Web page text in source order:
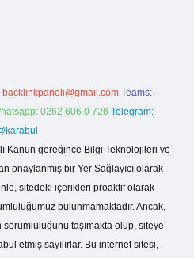
backlinkpaneli@gmail.com Teams:
0262 606 0 726 Telegram:
Kanun gereğince Bilgi Teknolojileri ve
onaylanmış bir Yer Sağlayıcı olarak
sitedeki içerikleri proaktif olarak
bulunmamaktadır. Ancak,
sorumluluğunu taşımakta olup, siteye
etmiş sayılırlar. Bu internet sitesi,